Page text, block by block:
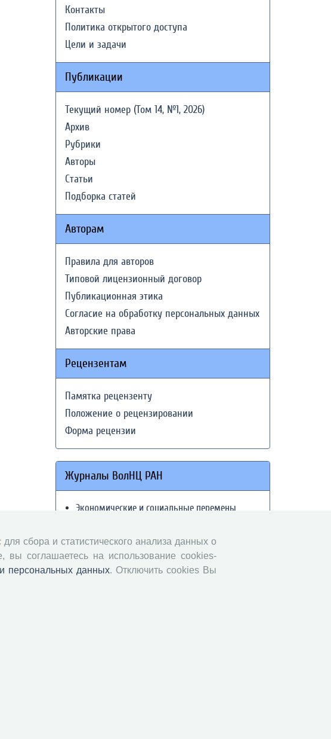
Контакты
Политика открытого доступа
Цели и задачи
Публикации
Текущий номер (Том 14, №1, 2026)
Архив
Рубрики
Авторы
Статьи
Подборка статей
Авторам
Правила для авторов
Типовой лицензионный договор
Публикационная этика
Согласие на обработку персональных данных
Авторские права
Рецензентам
Памятка рецензенту
Положение о рецензировании
Форма рецензии
Журналы ВолНЦ РАН
Экономические и социальные перемены
Вопросы территориального развития
Социальное пространство
Юный экономист
для сбора и статистического анализа данных о
вы соглашаетесь на использование cookies-
персональных данных. Отключить cookies Вы